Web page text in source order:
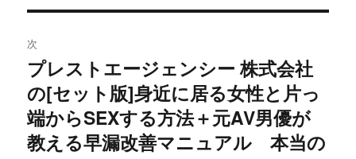
ゲ
ー
シ
ョ
ン
稿:
次
次
の
投
稿:
プレストエージェンシー 株式会社
の[セット版]身近に居る女性と片っ
端からSEXする方法＋元AV男優が
教える早漏改善マニュアル 本当の